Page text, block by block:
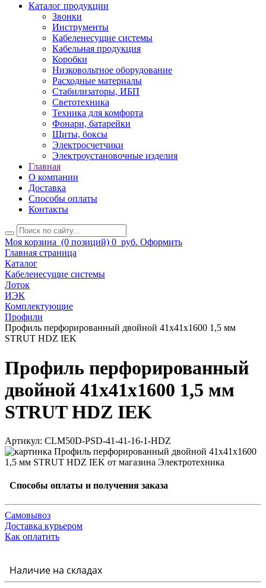
Каталог продукции
Звонки
Инструменты
Кабеленесущие системы
Кабельная продукция
Коробки
Низковольтное оборудование
Расходные материалы
Стабилизаторы, ИБП
Светотехника
Техника для комфорта
Фонари, батарейки
Щиты, боксы
Электросчетчики
Электроустановочные изделия
Главная
О компании
Доставка
Способы оплаты
Контакты
Моя корзина (0 позиций) 0 руб. Оформить
Главная страница
Каталог
Кабеленесущие системы
Лоток
ИЭК
Комплектующие
Профили
Профиль перфорированный двойной 41х41х1600 1,5 мм
STRUT HDZ IEK
Профиль перфорированный
двойной 41х41х1600 1,5 мм
STRUT HDZ IEK
Артикул: CLM50D-PSD-41-41-16-1-HDZ
Способы оплаты и получения заказа
Самовывоз
Доставка курьером
Как оплатить
Наличие на складах